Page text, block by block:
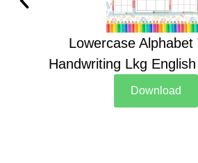
Lowercase Alphabet
Handwriting Lkg
Download